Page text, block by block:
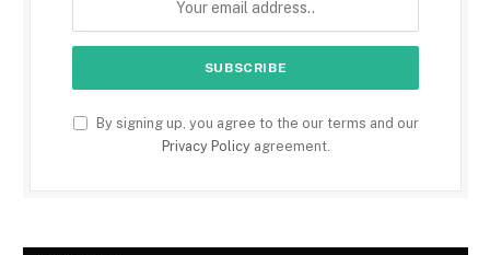
By signing up, you agree to the our terms and our
Privacy Policyagreement.